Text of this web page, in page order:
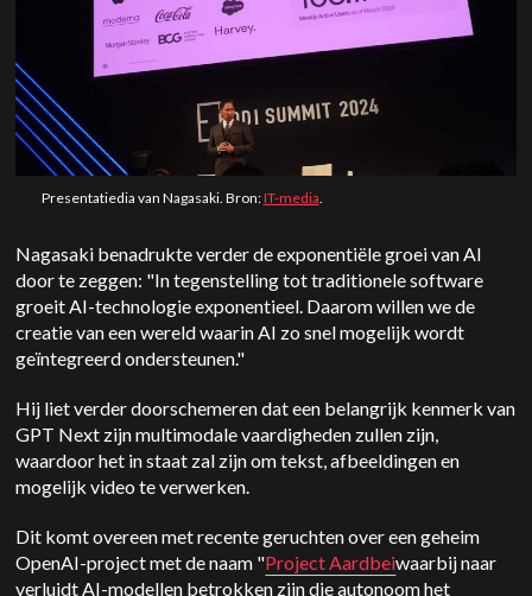
Presentatiedia van Nagasaki. Bron:IT-media
Nagasaki benadrukte verder de exponentiële groei van AI
door te zeggen: "In tegenstelling tot traditionele software
groeit AI-technologie exponentieel. Daarom willen we de
creatie van een wereld waarin AI zo snel mogelijk wordt
geïntegreerd ondersteunen."
Hij liet verder doorschemeren dat een belangrijk kenmerk van
GPT Next zijn multimodale vaardigheden zullen zijn,
waardoor het in staat zal zijn om tekst, afbeeldingen en
mogelijk video te verwerken.
Dit komt overeen met recente geruchten over een geheim
OpenAI-project met de naam "Project Aardbeiwaarbij naar
verluidt AI-modellen betrokken zijn die autonoom het